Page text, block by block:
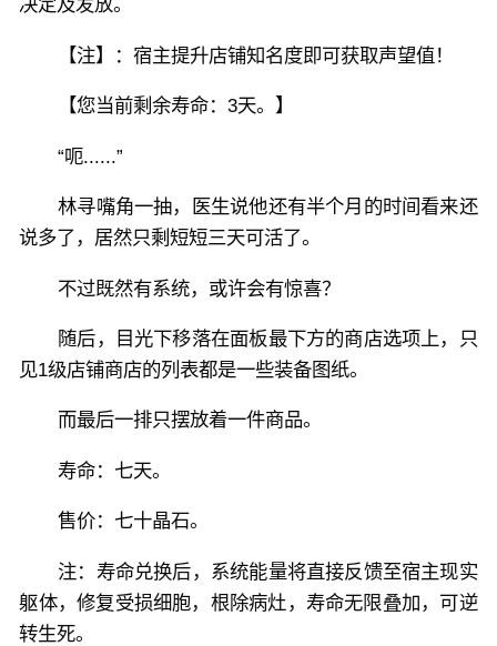
决定及发放。
【注】：宿主提升店铺知名度即可获取声望值！
【您当前剩余寿命：3天。】
“呃......”
林寻嘴角一抽，医生说他还有半个月的时间看来还
说多了，居然只剩短短三天可活了。
不过既然有系统，或许会有惊喜？
随后，目光下移落在面板最下方的商店选项上，只
见1级店铺商店的列表都是一些装备图纸。
而最后一排只摆放着一件商品。
寿命：七天。
售价：七十晶石。
注：寿命兑换后，系统能量将直接反馈至宿主现实
躯体，修复受损细胞，根除病灶，寿命无限叠加，可逆
转生死。